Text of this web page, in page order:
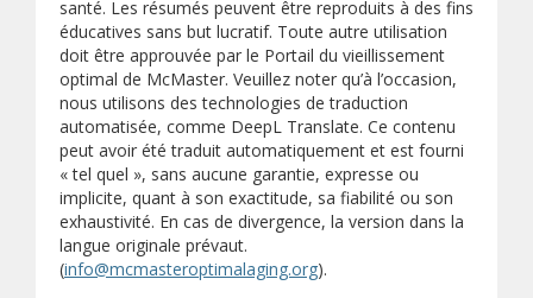
santé. Les résumés peuvent être reproduits à des fins
éducatives sans but lucratif. Toute autre utilisation
doit être approuvée par le Portail du vieillissement
optimal de McMaster. Veuillez noter qu’à l’occasion,
nous utilisons des technologies de traduction
automatisée, comme DeepL Translate. Ce contenu
peut avoir été traduit automatiquement et est fourni
« tel quel », sans aucune garantie, expresse ou
implicite, quant à son exactitude, sa fiabilité ou son
exhaustivité. En cas de divergence, la version dans la
langue originale prévaut.
(info@mcmasteroptimalaging.org).